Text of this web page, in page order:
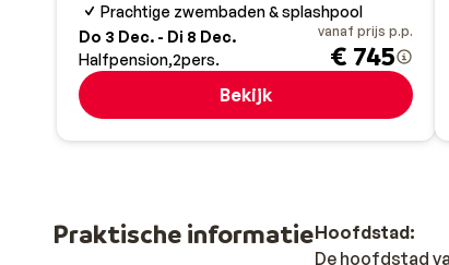
Prachtige zwembaden & splashpool
Do 3 Dec. - Di 8 Dec.
Halfpension 2pers.
vanaf prijs p.p.
€ 745
Bekijk
Praktische informatieHoofdstad:
De hoofdstad